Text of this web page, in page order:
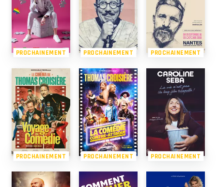
PROCHAINEMENT PROCHAINEMENT PROCHAINEMENT
PROCHAINEMENT PROCHAINEMENT PROCHAINEMENT